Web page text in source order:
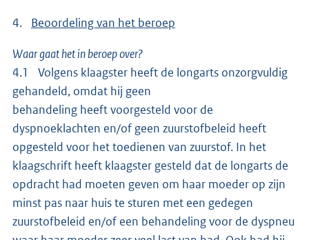
4. Beoordeling van het beroep
Waar gaat het in beroep over?
4.1 Volgens klaagster heeft de longarts onzorgvuldig
gehandeld, omdat hij geen
behandeling heeft voorgesteld voor de
dyspnoeklachten en/of geen zuurstofbeleid heeft
opgesteld voor het toedienen van zuurstof. In het
klaagschrift heeft klaagster gesteld dat de longarts de
opdracht had moeten geven om haar moeder op zijn
minst pas naar huis te sturen met een gedegen
zuurstofbeleid en/of een behandeling voor de dyspneu